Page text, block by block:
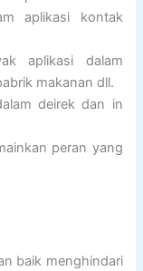
aplikasi kontak
aplikasi dalam
makanan dll.
deirek dan in
peran yang
baik menghindari